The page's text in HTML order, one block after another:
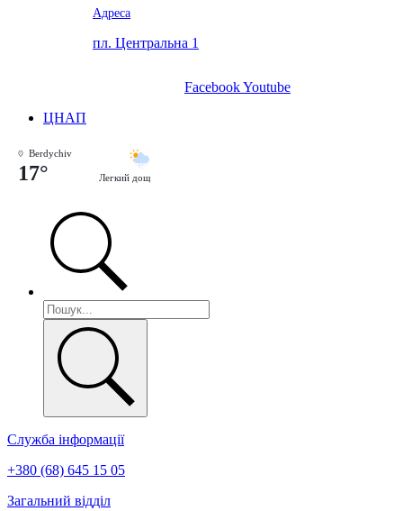
Адреса
пл. Центральна 1
FacebookYoutube
ЦНАП
Berdychiv
17° Легкий дощ
Служба інформації
+380 (68) 645 15 05
Загальний відділ